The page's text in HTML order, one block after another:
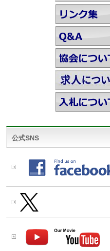
公式SNS